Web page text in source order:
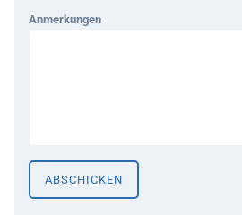
Anmerkungen
ABSCHICKEN